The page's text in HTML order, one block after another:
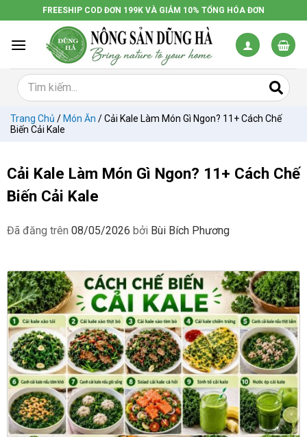
đến
dung
FREESHIP COD ĐƠN 199K VÀ GIẢM 10% TỔNG HÓA ĐƠN
Trang Chủ / Món Ăn /Cải Kale Làm Món Gì Ngon? 11+ Cách Chế
Biến Cải Kale
Cải Kale Làm Món Gì Ngon? 11+ Cách Chế
Biến Cải Kale
Đã đăng trên 08/05/2026 bởi Bùi Bích Phương